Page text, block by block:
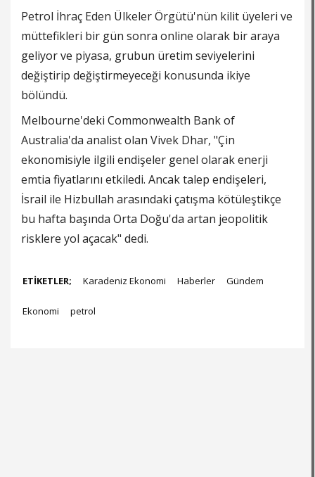
Petrol İhraç Eden Ülkeler Örgütü'nün kilit üyeleri ve
müttefikleri bir gün sonra online olarak bir araya
geliyor ve piyasa, grubun üretim seviyelerini
değiştirip değiştirmeyeceği konusunda ikiye
bölündü.
Melbourne'deki Commonwealth Bank of
Australia'da analist olan Vivek Dhar, "Çin
ekonomisiyle ilgili endişeler genel olarak enerji
emtia fiyatlarını etkiledi. Ancak talep endişeleri,
İsrail ile Hizbullah arasındaki çatışma kötüleştikçe
bu hafta başında Orta Doğu'da artan jeopolitik
risklere yol açacak" dedi.
ETİKETLER; Karadeniz Ekonomi Haberler Gündem
Ekonomi petrol